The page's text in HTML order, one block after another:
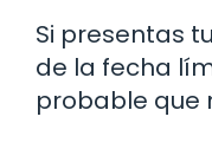
Si presentas
de la fecha
probable que